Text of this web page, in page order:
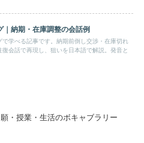
納期・在庫調整の会話例
学べる記事です。納期前倒し交渉・在庫切れ
会話で再現し、狙いを日本語で解説。発音と
・授業・生活のボキャブラリー